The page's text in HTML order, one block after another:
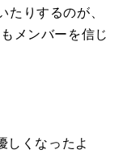
たりするのが、
メンバーを信じ
しくなったよ